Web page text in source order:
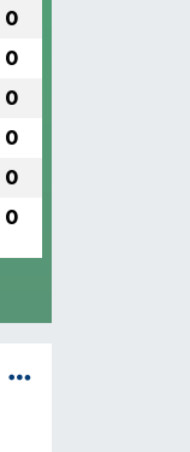
0
0
0
0
0
0